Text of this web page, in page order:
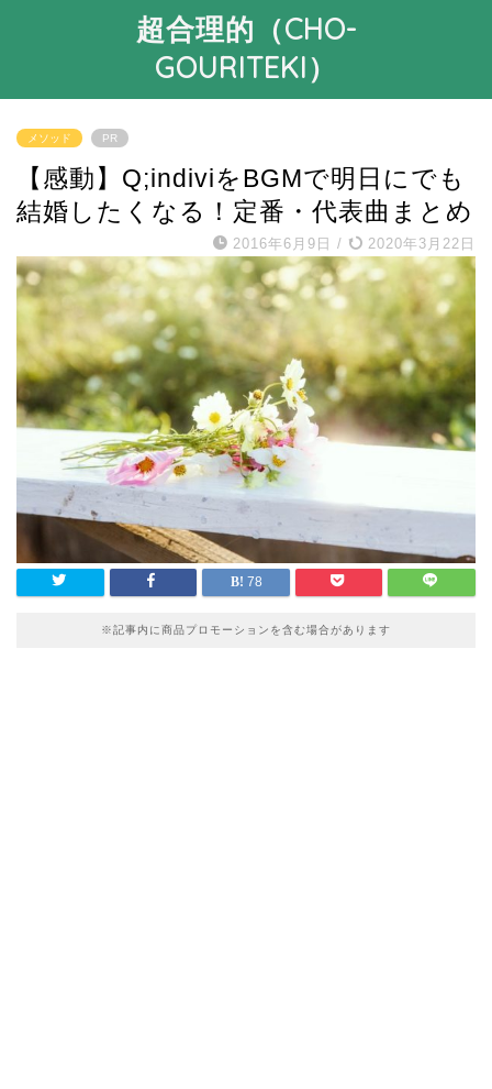
超合理的（CHO-
GOURITEKI）
メソッド PR
【感動】Q;indiviをBGMで明日にでも
結婚したくなる！定番・代表曲まとめ
2016年6月9日 / 2020年3月22日
78
※記事内に商品プロモーションを含む場合があります